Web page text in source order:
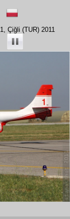
Çiğli (TUR) 2011